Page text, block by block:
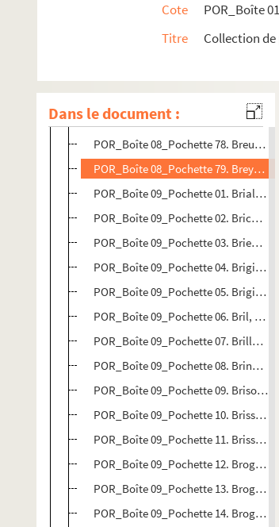
Cote
POR_Boîte
Titre
Collection
Dans le document :
POR_Boîte 08_Pochette 73. Brenz,
POR_Boîte 08_Pochette 74. Bretagne
POR_Boîte 08_Pochette 76. Brett (Sir
POR_Boîte 08_Pochette 77.
POR_Boîte 08_Pochette 78. Breughel,
POR_Boîte 08_Pochette 79. Breydel,
POR_Boîte 09_Pochette 01. Brial,
POR_Boîte 09_Pochette 02. Brichant,
POR_Boîte 09_Pochette 03. Brienne,
POR_Boîte 09_Pochette 04. Brigide
POR_Boîte 09_Pochette 05. Brigitte
POR_Boîte 09_Pochette 06. Bril, Paul
POR_Boîte 09_Pochette 07. Brillat-
POR_Boîte 09_Pochette 08.
POR_Boîte 09_Pochette 09.
POR_Boîte 09_Pochette 10. Brisson,
POR_Boîte 09_Pochette 11. Brissot
POR_Boîte 09_Pochette 12. Broglie,
POR_Boîte 09_Pochette 13. Broglie,
POR_Boîte 09_Pochette 14. Broglie,